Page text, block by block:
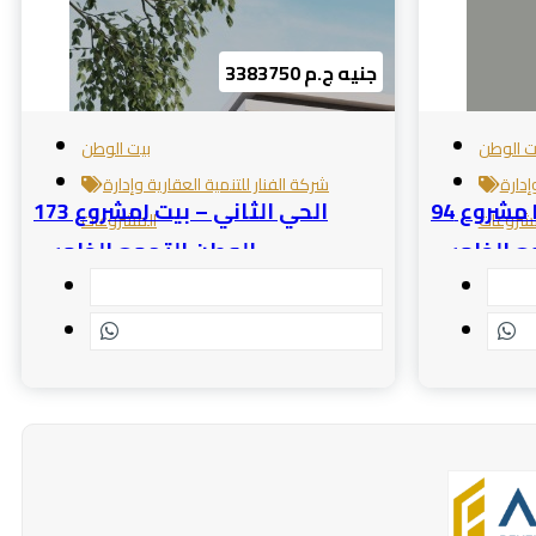
3383750 جنيه ج.م
بيت الوطن
شركة الفنار للتنمية العقارية وإدارة
المشروعات مشروع 173J الحي الثاني – بيت
الوطن التجمع الخامس
الوطن
مشروع 94 D الحي الخامس – بيت
الخامس